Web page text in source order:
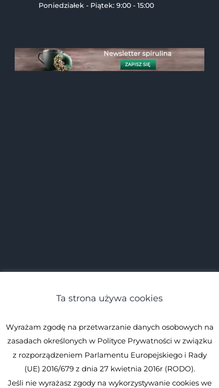
Poniedziałek - Piątek: 9:00 - 15:00
Ta strona używa cookies
Wyrażam zgodę na przetwarzanie danych osobowych na
zasadach określonych w Polityce Prywatności w związku
z rozporządzeniem Parlamentu Europejskiego i Rady
(UE) 2016/679 z dnia 27 kwietnia 2016r (RODO).
Jeśli nie wyrażasz zgody na wykorzystywanie cookies we